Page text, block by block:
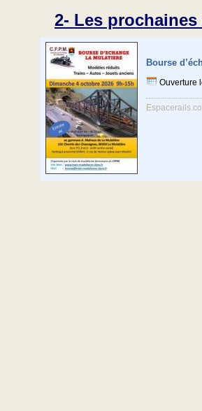
2- Les
Bourse
Ouverture